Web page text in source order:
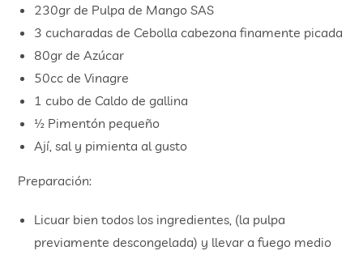
230gr de Pulpa de Mango SAS
3 cucharadas de Cebolla cabezona finamente picada
80gr de Azúcar
50cc de Vinagre
1 cubo de Caldo de gallina
½ Pimentón pequeño
Ají, sal y pimienta al gusto
Preparación:
Licuar bien todos los ingredientes, (la pulpa
previamente descongelada) y llevar a fuego medio